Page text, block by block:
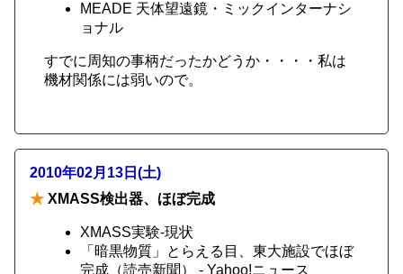
MEADE 天体望遠鏡・ミックインターナシ
ョナル
すでに周知の事柄だったかどうか・・・・私は
機材関係には弱いので。
2010年02月13日(土)
★ XMASS検出器、ほぼ完成
XMASS実験-現状
「暗黒物質」とらえる目、東大施設でほぼ
完成（読売新聞） - Yahoo!ニュース